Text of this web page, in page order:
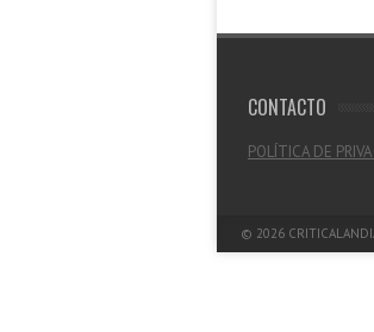
CONTACTO
POLÍTICA DE
© 2026